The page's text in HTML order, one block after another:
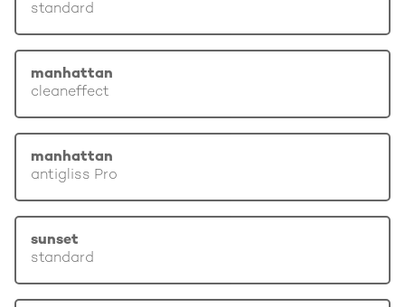
standard
manhattan
cleaneffect
manhattan
antigliss Pro
sunset
standard